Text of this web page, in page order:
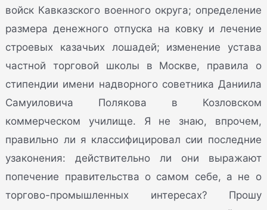
войск Кавказского военного округа; определение
размера денежного отпуска на ковку и лечение
строевых казачьих лошадей; изменение устава
частной торговой школы в Москве, правила о
стипендии имени надворного советника Даниила
Самуиловича Полякова в Козловском
коммерческом училище. Я не знаю, впрочем,
правильно ли я классифицировал сии последние
узаконения: действительно ли они выражают
попечение правительства о самом себе, а не о
торгово-промышленных интересах? Прошу